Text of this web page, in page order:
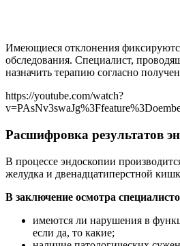
Имеющиеся отклонения
обследования. Специалист,
назначить терапию согласно
https://youtube.com/watch?
Расшифровка результатов
В процессе эндоскопии
желудка и двенадцатиперстной
В заключение осмотра
имеются ли нарушения в
если да, то какие;